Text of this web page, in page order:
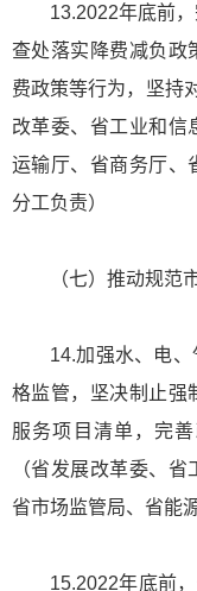
13.2022年底前
查处落实降费减负政
费政策等行为，坚持
改革委、省工业和信
运输厅、省商务厅、
分工负责）
（七）推动规范
14.加强水、电
格监管，坚决制止强
服务项目清单，完
（省发展改革委、
省市场监管局、省能
15.2022年底前